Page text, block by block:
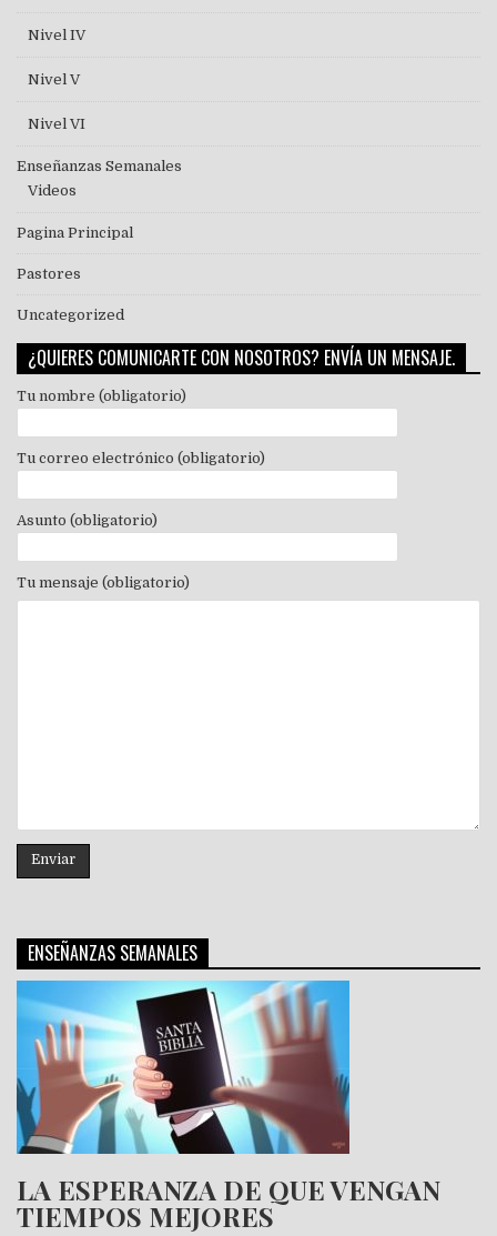
Nivel IV
Nivel V
Nivel VI
Enseñanzas Semanales
Videos
Pagina Principal
Pastores
Uncategorized
¿QUIERES COMUNICARTE CON NOSOTROS? ENVÍA UN MENSAJE.
Tu nombre (obligatorio)
Tu correo electrónico (obligatorio)
Asunto (obligatorio)
Tu mensaje (obligatorio)
ENSEÑANZAS SEMANALES
LA ESPERANZA DE QUE VENGAN
TIEMPOS MEJORES